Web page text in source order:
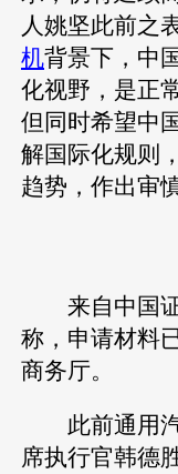
人姚坚此前之
机背景下，中
化视野，是正
但同时希望中
解国际化规则
趋势，作出审
来自中国证
称，申请材料
商务厅。
此前通用
席执行官韩德